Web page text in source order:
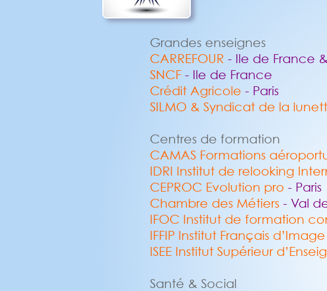
Grandes enseignes
CARREFOUR - Ile de France
SNCF - Ile de France
Crédit Agricole - Paris
SILMO & Syndicat de la
Centres de formation
CAMAS Formations
IDRI Institut de relooking
CEPROC Evolution pro - Paris
Chambre des Métiers - Val
IFOC Institut de formation
IFFIP Institut Français
ISEE Institut Supérieur
Santé & Social